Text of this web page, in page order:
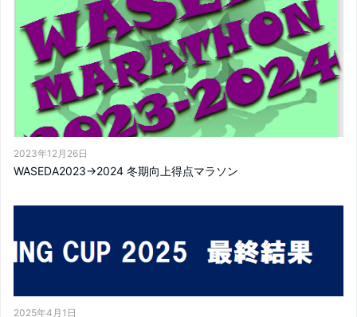
2023年12月26日
WASEDA2023→2024 冬期向上得点マラソン
2025年4月1日